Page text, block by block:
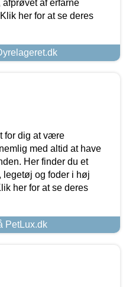
af erfarne
her for at se deres
for dig at være
med altid at have
Her finder du et
legetøj og foder i høj
her for at se deres
PetLux.dk